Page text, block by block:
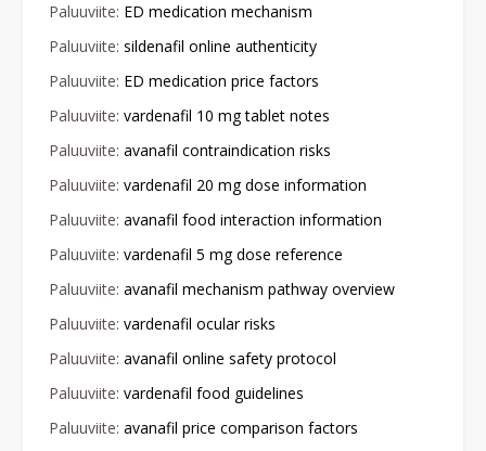
Paluuviite: ED medication mechanism
Paluuviite: sildenafil online authenticity
Paluuviite: ED medication price factors
Paluuviite: vardenafil 10 mg tablet notes
Paluuviite: avanafil contraindication risks
Paluuviite: vardenafil 20 mg dose information
Paluuviite: avanafil food interaction information
Paluuviite: vardenafil 5 mg dose reference
Paluuviite: avanafil mechanism pathway overview
Paluuviite: vardenafil ocular risks
Paluuviite: avanafil online safety protocol
Paluuviite: vardenafil food guidelines
Paluuviite: avanafil price comparison factors